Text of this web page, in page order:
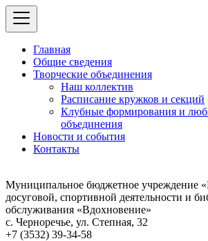
Главная
Общие сведения
Творческие объединения
Наш коллектив
Расписание кружков и секций
Клубные формирования и
объединения
Новости и события
Контакты
Муниципальное бюджетное учреждение
досуговой, спортивной деятельности и
обслуживания «Вдохновение»
с. Черноречье, ул. Степная, 32
+7 (3532) 39-34-58